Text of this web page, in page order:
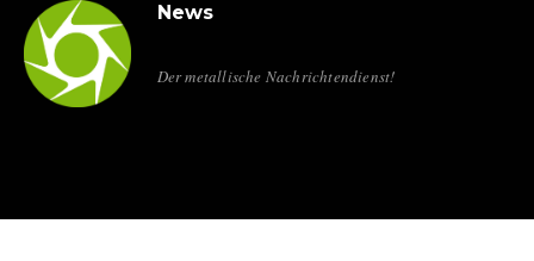
News
Der metallische Nachrichtendienst!